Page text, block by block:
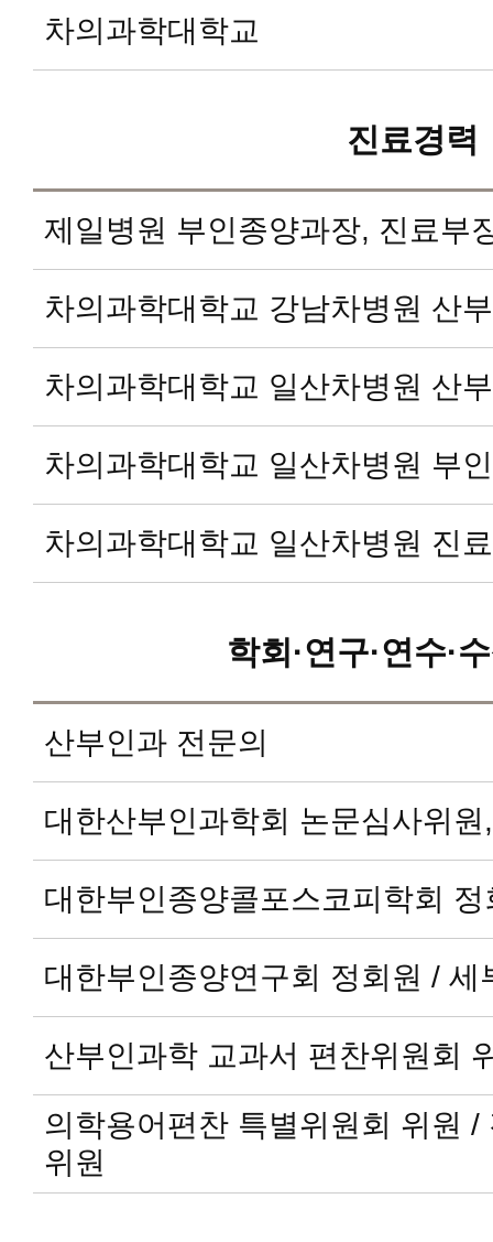
차의과학대학교
진료경력
제일병원 부인종양과장, 진료부
차의과학대학교 강남차병원 산
차의과학대학교 일산차병원 산
차의과학대학교 일산차병원 부
차의과학대학교 일산차병원 진
학회·연구·연수·
산부인과 전문의
대한산부인과학회 논문심사위
대한부인종양콜포스코피학회
대한부인종양연구회 정회원 / 세
산부인과학 교과서 편찬위원회
의학용어편찬 특별위원회 위원
위원